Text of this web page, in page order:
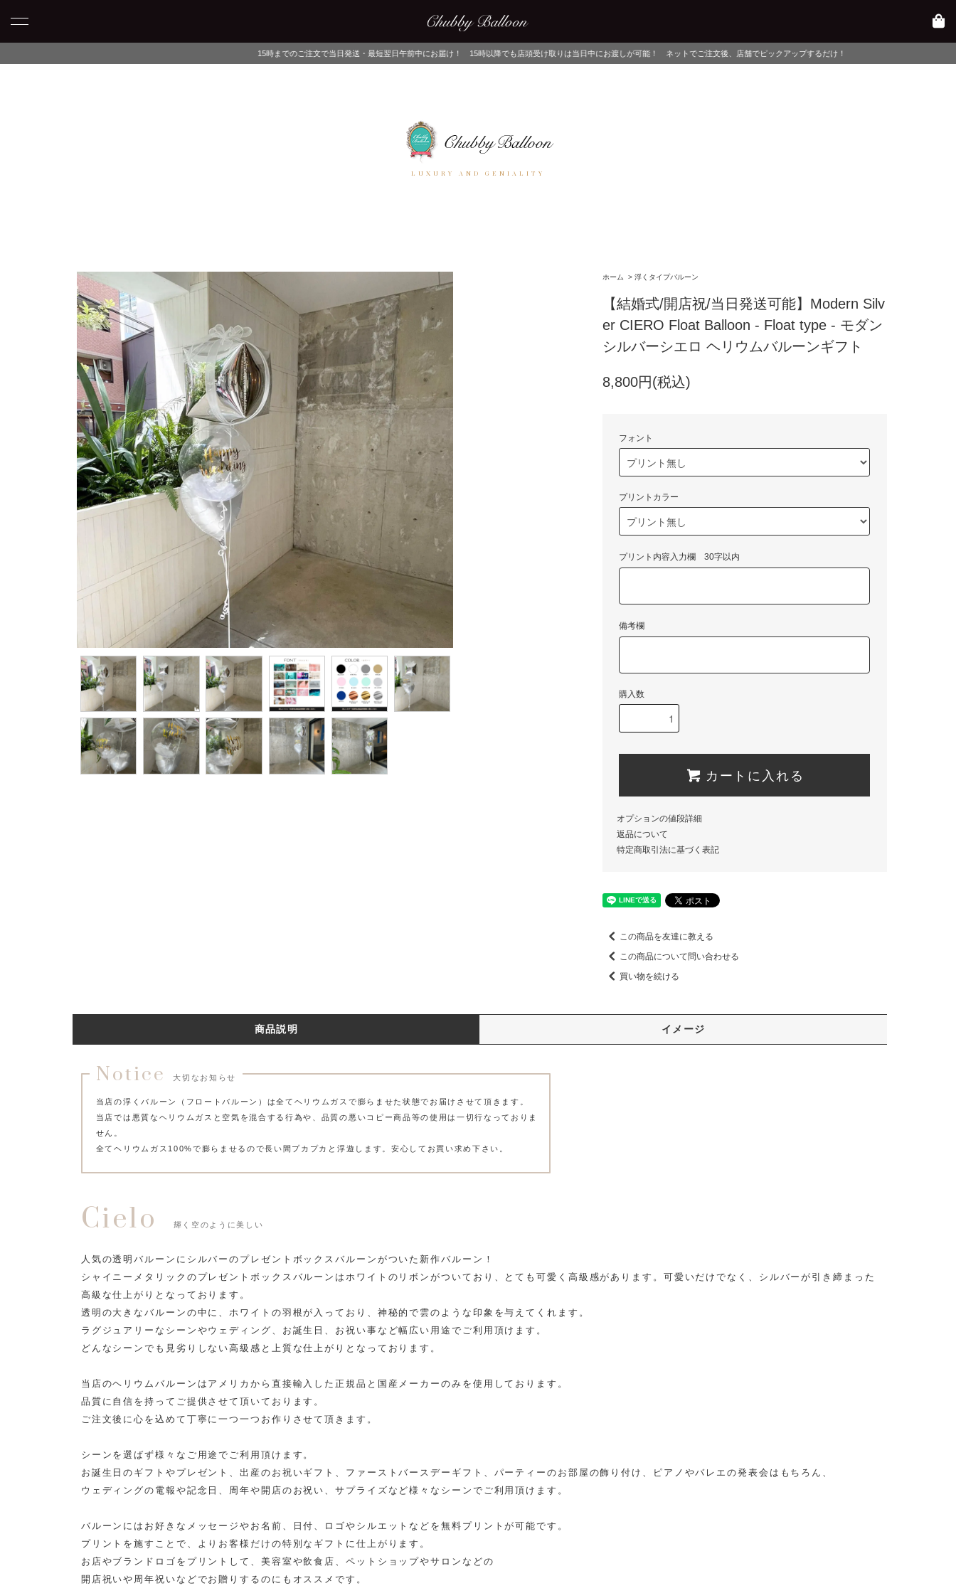
15時までのご注文で当日発送・最短翌日午前中にお届け！ 15時以降でも店頭受け取りは当日中にお渡しが可能！ ネットでご注文後、店舗でピックアップするだけ！
LUXURY AND GENIALITY
ホーム > 浮くタイプバルーン
【結婚式/開店祝/当日発送可能】Modern Silv
er CIERO Float Balloon - Float type - モダン
シルバーシエロ ヘリウムバルーンギフト
8,800円(税込)
フォント
プリントカラー
プリント内容入力欄 30字以内
備考欄
購入数
カートに入れる
オプションの値段詳細
返品について
特定商取引法に基づく表記
この商品を友達に教える
この商品について問い合わせる
買い物を続ける
商品説明 イメージ
Notice 大切なお知らせ
当店の浮くバルーン（フロートバルーン）は全てヘリウムガスで膨らませた状態でお届けさせて頂きます。
当店では悪質なヘリウムガスと空気を混合する行為や、品質の悪いコピー商品等の使用は一切行なっておりま
せん。
全てヘリウムガス100%で膨らませるので長い間プカプカと浮遊します。安心してお買い求め下さい。
Cielo 輝く空のように美しい
人気の透明バルーンにシルバーのプレゼントボックスバルーンがついた新作バルーン！
シャイニーメタリックのプレゼントボックスバルーンはホワイトのリボンがついており、とても可愛く高級感があります。可愛いだけでなく、シルバーが引き締まった
高級な仕上がりとなっております。
透明の大きなバルーンの中に、ホワイトの羽根が入っており、神秘的で雲のような印象を与えてくれます。
ラグジュアリーなシーンやウェディング、お誕生日、お祝い事など幅広い用途でご利用頂けます。
どんなシーンでも見劣りしない高級感と上質な仕上がりとなっております。
当店のヘリウムバルーンはアメリカから直接輸入した正規品と国産メーカーのみを使用しております。
品質に自信を持ってご提供させて頂いております。
ご注文後に心を込めて丁寧に一つ一つお作りさせて頂きます。
シーンを選ばず様々なご用途でご利用頂けます。
お誕生日のギフトやプレゼント、出産のお祝いギフト、ファーストバースデーギフト、パーティーのお部屋の飾り付け、ピアノやバレエの発表会はもちろん、
ウェディングの電報や記念日、周年や開店のお祝い、サプライズなど様々なシーンでご利用頂けます。
バルーンにはお好きなメッセージやお名前、日付、ロゴやシルエットなどを無料プリントが可能です。
プリントを施すことで、よりお客様だけの特別なギフトに仕上がります。
お店やブランドロゴをプリントして、美容室や飲食店、ペットショップやサロンなどの
開店祝いや周年祝いなどでお贈りするのにもオススメです。